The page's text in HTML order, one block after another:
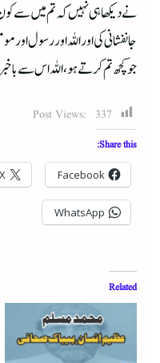
نے دیکھا ہی نہیں کہ تم میں سے
جانفشانی کی اور اللہ اور رسول اور
جو کچھ تم کرتے ہو، اللہ اس سے
Post Views: 337
Share this:
Facebook
X
WhatsApp
Related